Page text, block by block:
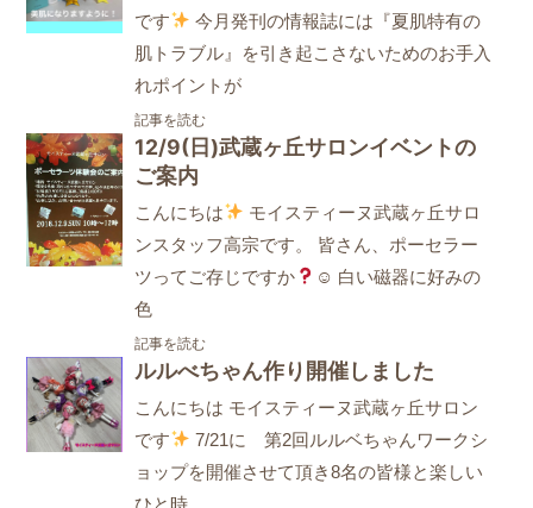
です
今月発刊の情報誌には『夏肌特有の
肌トラブル』を引き起こさないためのお手入
れポイントが
記事を読む
12/9(日)武蔵ヶ丘サロンイベントの
ご案内
こんにちは
モイスティーヌ武蔵ヶ丘サロ
ンスタッフ高宗です。 皆さん、ポーセラー
ツってご存じですか
☺ 白い磁器に好みの
色
記事を読む
ルルべちゃん作り開催しました
こんにちは モイスティーヌ武蔵ヶ丘サロン
です
7/21に 第2回ルルベちゃんワークシ
ョップを開催させて頂き8名の皆様と楽しい
ひと時